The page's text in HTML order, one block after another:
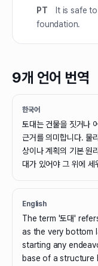
PT
It is safe
foundation.
9개 언어 번역
한국어
토대는 건물을 짓거나
근거를 의미합니다. 물
상이나 계획의 기본 원
대가 있어야 그 위에 세
English
The term '토대'
as the very bottom
starting any
base of a structure